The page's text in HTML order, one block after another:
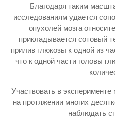
Благодаря таким
исследованиям удается
опухолей мозга
прикладывается сотовый
прилив глюкозы к одной из
что к одной части головы
Участвовать в
на протяжении многих
наблюдать